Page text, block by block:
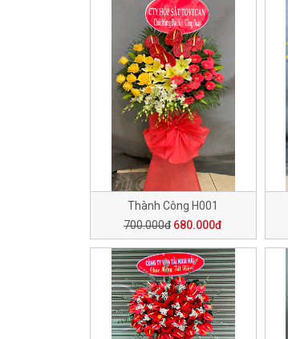
Thành Công H001
700.000đ 680.000đ